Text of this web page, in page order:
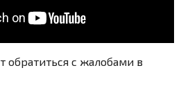
обратиться с жалобами в